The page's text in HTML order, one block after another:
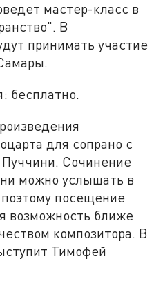
мастер-класс в
В
принимать участие
бесплатно.
для сопрано с
Сочинение
можно услышать в
посещение
возможность ближе
композитора. В
Тимофей